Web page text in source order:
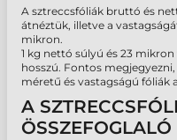
A sztreccsfóliák bruttó és
átnéztük, illetve a
mikron.
1 kg nettó súlyú és 23
hosszú. Fontos
méretű és vastagságú fóliák
A
ÖSSZEFOGLALÓ